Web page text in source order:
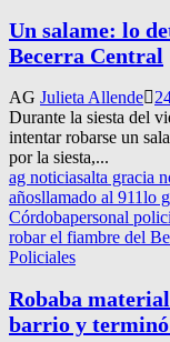
Un salame: lo
Becerra Central
AG Julieta Allende
Durante la siesta del
intentar robarse un
por la siesta,...
ag noticiasalta gracia
añosllamado al 911lo
Córdobapersonal
robar el fiambre del
Policiales
Robaba
barrio y